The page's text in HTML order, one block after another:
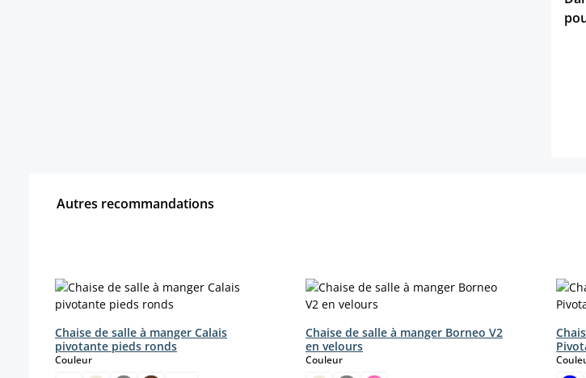
Autres recommandations
Chaise de salle à manger Calais
pivotante pieds ronds
Couleurselect
Chaise de salle à manger Borneo V2
en velours
Couleurselect